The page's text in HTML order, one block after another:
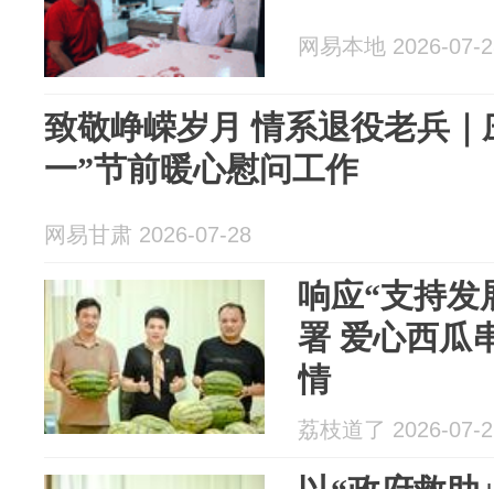
网易本地 2026-07-
致敬峥嵘岁月 情系退役老兵｜
一”节前暖心慰问工作
网易甘肃 2026-07-28
响应“支持发
署 爱心西瓜
情
荔枝道了 2026-07-